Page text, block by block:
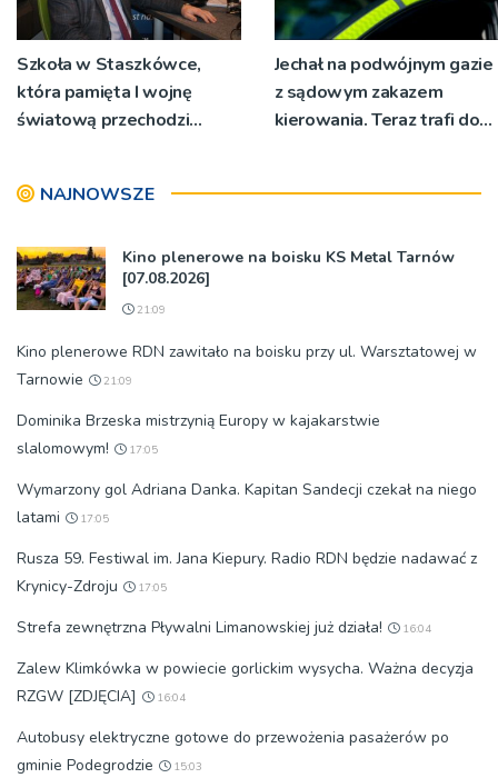
Szkoła w Staszkówce,
która pamięta I wojnę
światową przechodzi
Jechał na podwójnym gazie
z sądowym zakazem
kierowania. Teraz trafi do
NAJNOWSZE
Kino plenerowe na boisku KS Metal Tarnów
[07.08.2026]
21:09
Kino plenerowe RDN zawitało na boisku przy ul. Warsztatowej w
Tarnowie
21:09
Dominika Brzeska mistrzynią Europy w kajakarstwie
slalomowym!
17:05
Wymarzony gol Adriana Danka. Kapitan Sandecji czekał na niego
latami
17:05
Rusza 59. Festiwal im. Jana Kiepury. Radio RDN będzie nadawać z
Krynicy-Zdroju
17:05
Strefa zewnętrzna Pływalni Limanowskiej już działa! 16:04
Zalew Klimkówka w powiecie gorlickim wysycha. Ważna decyzja
RZGW [ZDJĘCIA]
16:04
Autobusy elektryczne gotowe do przewożenia pasażerów po
gminie Podegrodzie
15:03